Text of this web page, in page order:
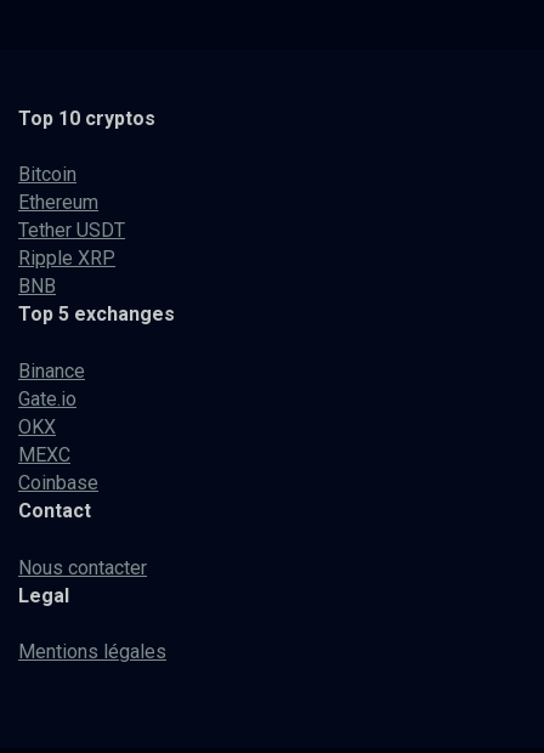
Top 10 cryptos
Bitcoin
Ethereum
Tether USDT
Ripple XRP
BNB
Top 5 exchanges
Binance
Gate.io
OKX
MEXC
Coinbase
Contact
Nous contacter
Legal
Mentions légales